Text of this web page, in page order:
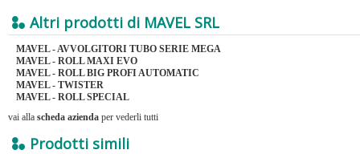
Altri prodotti di MAVEL SRL
MAVEL - AVVOLGITORI TUBO SERIE MEGA
MAVEL - ROLL MAXI EVO
MAVEL - ROLL BIG PROFI AUTOMATIC
MAVEL - TWISTER
MAVEL - ROLL SPECIAL
vai alla scheda azienda per vederli tutti
Prodotti simili